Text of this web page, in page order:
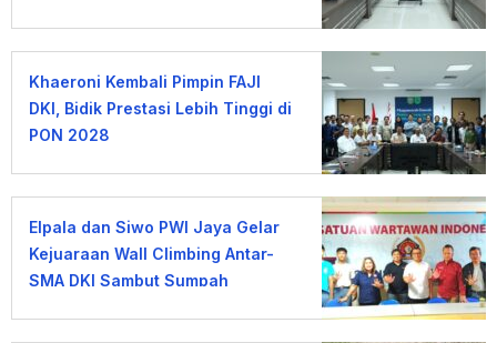
Khaeroni Kembali Pimpin FAJI
DKI, Bidik Prestasi Lebih Tinggi di
PON 2028
Elpala dan Siwo PWI Jaya Gelar
Kejuaraan Wall Climbing Antar-
SMA DKI Sambut Sumpah